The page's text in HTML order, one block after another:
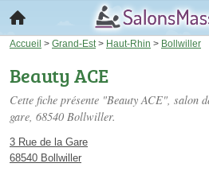
Accueil > Grand-Est > Haut-Rhin > Bollwiller
Beauty ACE
Cette fiche présente "Beauty ACE", salon
gare, 68540 Bollwiller.
3 Rue de la Gare
68540 Bollwiller